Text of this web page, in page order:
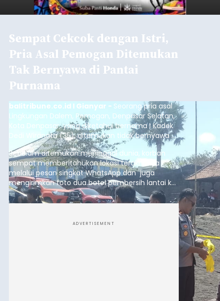
Sempat Cekcok dengan Istri,
Pria Asal Pemogan Ditemukan
Tak Bernyawa di Pantai
Purnama
balitribune.co.id I Gianyar - Seorang pria asal
Lingkungan Dalem, Pemogan, Denpasar Selatan,
Kota Denpasar, yang diketahui bernama I Kadek
Dedi Wiranata (35), ditemukan tidak bernyawa di
pesisir Pantai Purnama, Sukawati.
Sebelum ditemukan meninggal dunia, korban
sempat memberitahukan lokasi terakhirnya
melalui pesan singkat WhatsApp dan juga
mengirimkan foto dua botol pembersih lantai ke
istrinya.
ADVERTISEMENT